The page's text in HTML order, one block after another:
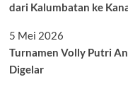
dari Kalumbatan ke
5 Mei 2026
Turnamen Volly Putri
Digelar